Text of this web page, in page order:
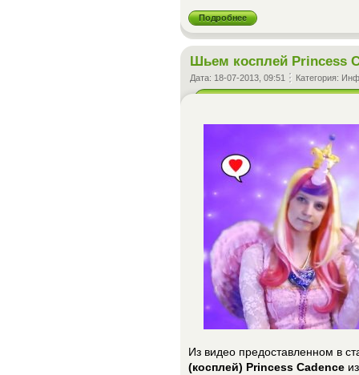
Подробнее
Шьем косплей Princess
Дата: 18-07-2013, 09:51 Категория:
Из видео предоставленном в
(косплей) Princess Cadence